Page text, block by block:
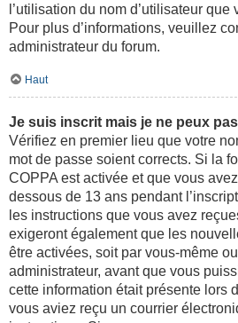
l’utilisation du nom d’utilisateur
Pour plus d’informations, veuillez
administrateur du forum.
Haut
Je suis inscrit mais je ne peux
Vérifiez en premier lieu que votre
mot de passe soient corrects. Si la
COPPA est activée et que vous
dessous de 13 ans pendant
les instructions que vous avez
exigeront également que les
être activées, soit par vous-même
administrateur, avant que vous
cette information était présente lors
vous aviez reçu un courrier